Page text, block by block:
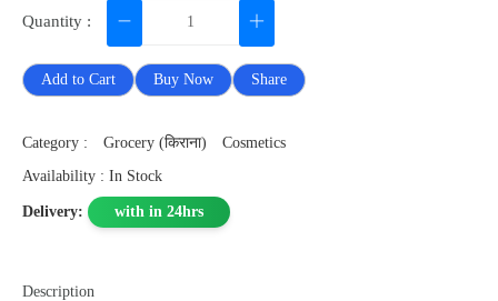
Quantity :
Add to Cart Buy Now Share
Category : Grocery (किराना)
Cosmetics
Availability : In Stock
Delivery: with in 24hrs
Description